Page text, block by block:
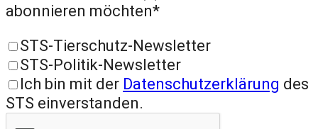
abonnieren möchten*
STS-Tierschutz-Newsletter
STS-Politik-Newsletter
Ich bin mit der Datenschutzerklärung des
STS einverstanden.